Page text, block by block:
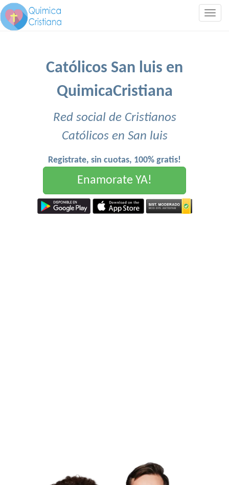
Católicos San luis en
QuimicaCristiana
Red social de Cristianos
Católicos en San luis
Registrate, sin cuotas, 100% gratis!
Enamorate YA!